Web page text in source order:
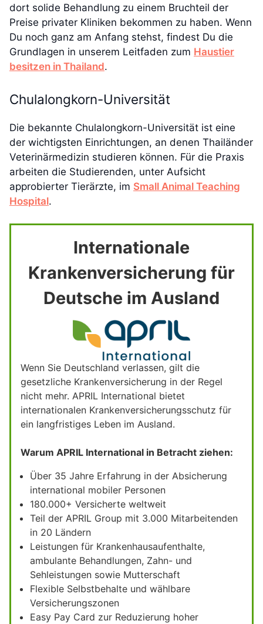
dort solide Behandlung zu einem Bruchteil der
Preise privater Kliniken bekommen zu haben. Wenn
Du noch ganz am Anfang stehst, findest Du die
Grundlagen in unserem Leitfaden zum Haustier
besitzen in Thailand.
Chulalongkorn-Universität
Die bekannte Chulalongkorn-Universität ist eine
der wichtigsten Einrichtungen, an denen Thailänder
Veterinärmedizin studieren können. Für die Praxis
arbeiten die Studierenden, unter Aufsicht
approbierter Tierärzte, im Small Animal Teaching
Hospital.
Internationale
Krankenversicherung für
Deutsche im Ausland
Wenn Sie Deutschland verlassen, gilt die
gesetzliche Krankenversicherung in der Regel
nicht mehr. APRIL International bietet
internationalen Krankenversicherungsschutz für
ein langfristiges Leben im Ausland.
Warum APRIL International in Betracht ziehen:
Über 35 Jahre Erfahrung in der Absicherung
international mobiler Personen
180.000+ Versicherte weltweit
Teil der APRIL Group mit 3.000 Mitarbeitenden
in 20 Ländern
Leistungen für Krankenhausaufenthalte,
ambulante Behandlungen, Zahn- und
Sehleistungen sowie Mutterschaft
Flexible Selbstbehalte und wählbare
Versicherungszonen
Easy Pay Card zur Reduzierung hoher